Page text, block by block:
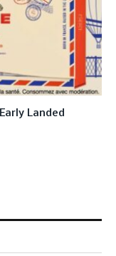
Landed